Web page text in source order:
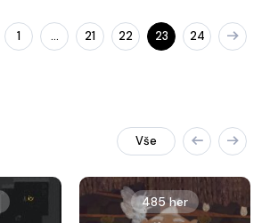
1 … 21 22 23 24
Vše
485 her